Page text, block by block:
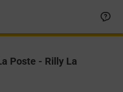
Poste - Rilly La